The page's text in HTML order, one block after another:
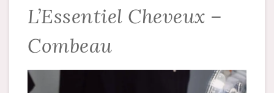
L’Essentiel Cheveux –
Combeau